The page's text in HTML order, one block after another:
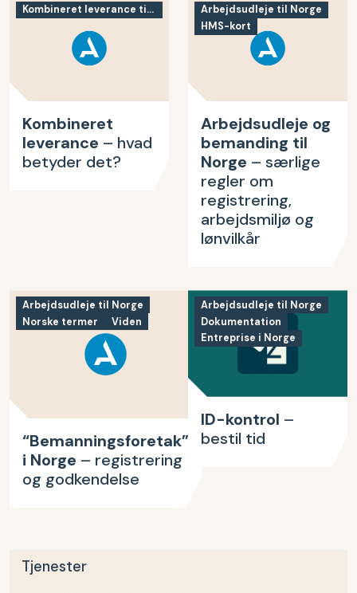
Kombineret
leverance – hvad
betyder det?
Kombineret leverance til Norge
Arbejdsudleje og
bemanding til
Norge – særlige
regler om
registrering,
arbejdsmiljø og
lønvilkår
Arbejdsudleje til Norge
HMS-kort
“Bemanningsforetak”
i Norge – registrering
og godkendelse
Arbejdsudleje til Norge
Norske termer
Viden
ID-kontrol –
bestil tid
Arbejdsudleje til Norge
Dokumentation
Entreprise i Norge
Tjenester